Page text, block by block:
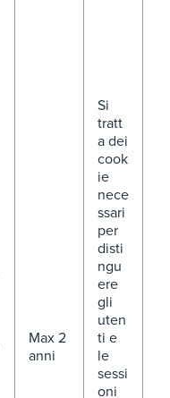
Max 2
anni
Si
tratt
a dei
cook
ie
nece
ssari
per
disti
ngu
ere
gli
uten
ti e
le
sessi
oni